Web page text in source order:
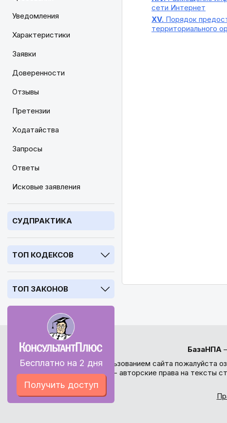
Уведомления
Характеристики
Заявки
Доверенности
Отзывы
Претензии
Ходатайства
Запросы
Ответы
Исковые заявления
СУДПРАКТИКА
ТОП КОДЕКСОВ
ТОП ЗАКОНОВ
Бесплатно на 2 дня
Получить доступ
сети Интернет
XV. Порядок
территориального
БазаНПА
Перед использованием сайта пожалуйста
внимание - авторские права на тексты